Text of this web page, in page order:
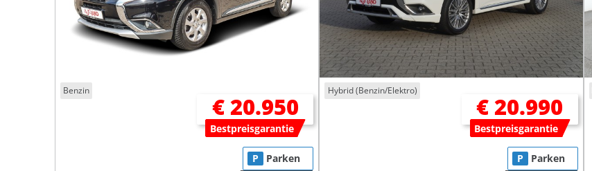
Benzin
€ 20.950
Bestpreisgarantie
P Parken
Hybrid (Benzin/Elektro)
€ 20.990
Bestpreisgarantie
P Parken